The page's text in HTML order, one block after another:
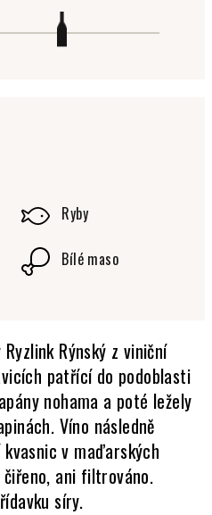
Ryby
Bílé maso
Rýnský z viniční
patřící do podoblasti
nohama a poté ležely
Víno následně
v maďarských
čiřeno, ani filtrováno.
síry.